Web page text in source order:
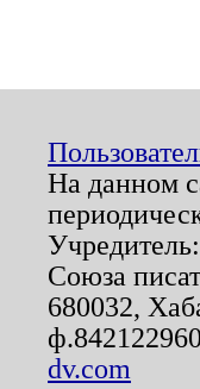
На данном
Союза
680032,
dv.com